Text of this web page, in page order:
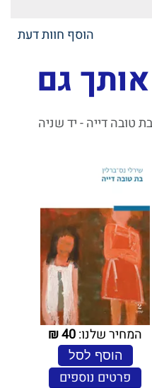
הוסף חוות דעת
אותך גם
בת טובה דייה - יד שניה
המחיר שלנו:40
₪
הוסף לסל
פרטים נוספים